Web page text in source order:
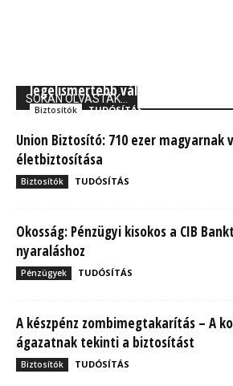
SOKAN OLVASTÁK...
legelismertebb vállalata között
Biztosítók TUDÓSÍTÁS
Union Biztosító: 710 ezer magyarnak
életbiztosítása
Biztosítók TUDÓSÍTÁS
Okosság: Pénzügyi kisokos a CIB
nyaraláshoz
Pénzügyek TUDÓSÍTÁS
A készpénz zombimegtakarítás – A
ágazatnak tekinti a biztosítást
Biztosítók TUDÓSÍTÁS